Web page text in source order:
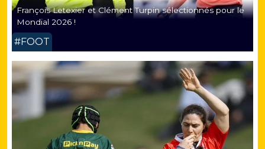
François Letexier et Clément Turpin sélectionnés pour le
Mondial 2026 !
#FOOT